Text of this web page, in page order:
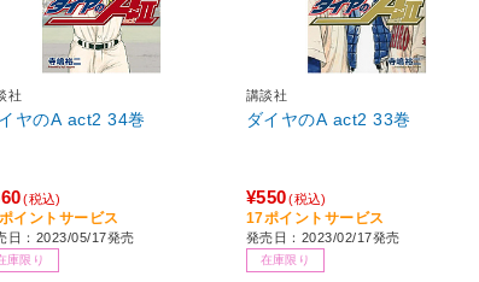
社
ダイヤのA act2 34巻
(税込)
イントサービス
日：2023/05/17発売
庫限り
講談社
ダイヤのA act2 33巻
¥550 (税込)
17ポイントサービス
発売日：2023/02/17発売
在庫限り